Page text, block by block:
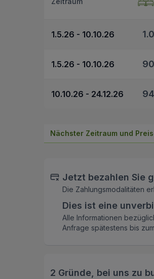
1.5.26 - 10.10.26
1.5.26 - 10.10.26
10.10.26 - 24.12.26
Nächster Zeitraum und
Jetzt bezahlen Sie
Die Zahlungsmodalitäten
Dies ist eine
Alle Informationen
Anfrage spätestens bis
2 Gründe, bei uns zu